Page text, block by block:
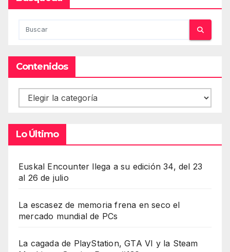
Contenidos
Contenidos
Lo Último
Euskal Encounter llega a su edición 34, del 23
al 26 de julio
La escasez de memoria frena en seco el
mercado mundial de PCs
La cagada de PlayStation, GTA VI y la Steam